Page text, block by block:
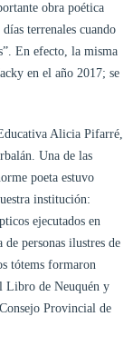
obra poética
terrenales cuando
En efecto, la misma
en el año 2017; se
Alicia Pifarré,
Una de las
poeta estuvo
institución:
ejecutados en
personas ilustres de
tótems formaron
Libro de Neuquén y
Provincial de